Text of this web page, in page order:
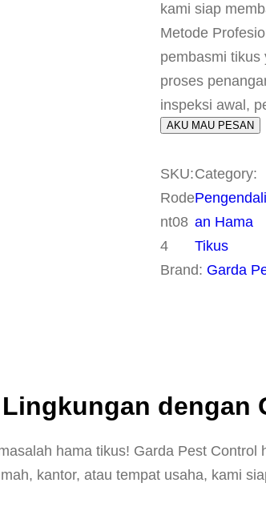
kami siap
Metode
pembasmi tikus
proses
inspeksi awal,
AKU MAU PESAN
SKU:
Rode
nt08
4
Category:
Pengendali
an Hama
Tikus
Brand: Garda
dengan
hama tikus! Garda Pest
kantor, atau tempat usaha, kami